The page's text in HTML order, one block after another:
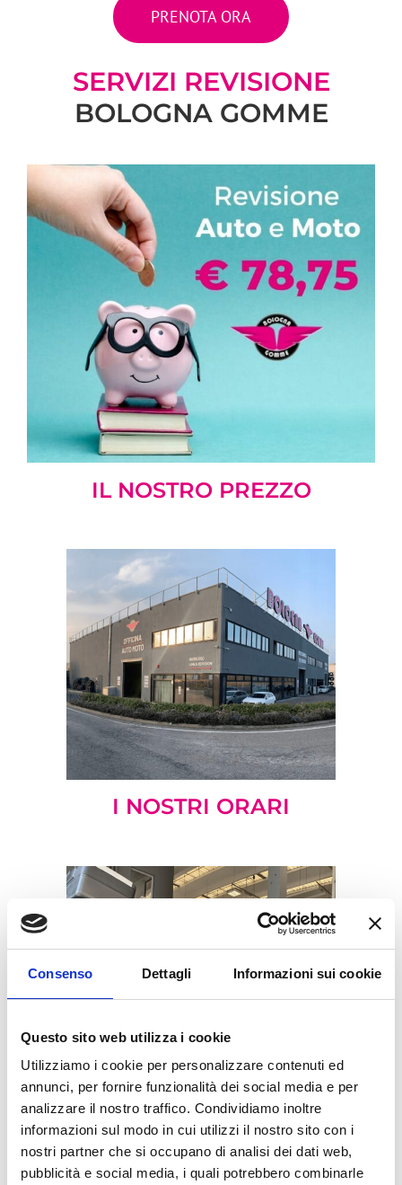
Consenso Dettagli Informazioni sui cookie
Questo sito web utilizza i cookie
Utilizziamo i cookie per personalizzare contenuti ed
annunci, per fornire funzionalità dei social media e per
analizzare il nostro traffico. Condividiamo inoltre
informazioni sul modo in cui utilizzi il nostro sito con i
nostri partner che si occupano di analisi dei dati web,
pubblicità e social media, i quali potrebbero combinarle
PRENOTA ORA
SERVIZI REVISIONE
BOLOGNA GOMME
IL NOSTRO PREZZO
I NOSTRI ORARI
REVISIONI MOTO